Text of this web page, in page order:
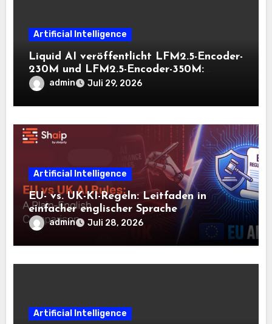
Artificial Intelligence
Liquid AI veröffentlicht LFM2.5-Encoder-
230M und LFM2.5-Encoder-350M:
Bidirektionale Encoder, die bei 8K-
Kontext auf der CPU schnell bleiben
admin Juli 29, 2026
Artificial Intelligence
EU- vs. UK-KI-Regeln: Leitfaden in
einfacher englischer Sprache
admin Juli 28, 2026
Artificial Intelligence